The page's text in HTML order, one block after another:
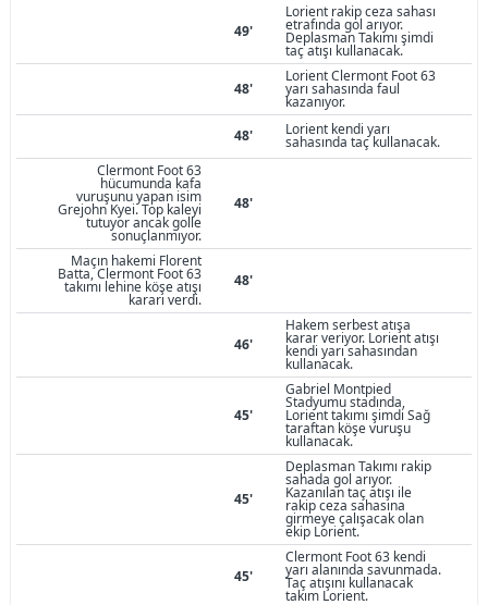
49'
Lorient rakip ceza sahası
etrafında gol arıyor.
Deplasman Takımı şimdi
taç atışı kullanacak.
48'
Lorient Clermont Foot 63
yarı sahasında faul
kazanıyor.
48'
Lorient kendi yarı
sahasında taç kullanacak.
Clermont Foot 63
hücumunda kafa
vuruşunu yapan isim
Grejohn Kyei. Top kaleyi
tutuyor ancak golle
sonuçlanmıyor.
48'
Maçın hakemi Florent
Batta, Clermont Foot 63
takımı lehine köşe atışı
kararı verdi.
48'
46'
Hakem serbest atışa
karar veriyor. Lorient atışı
kendi yarı sahasından
kullanacak.
45'
Gabriel Montpied
Stadyumu stadında,
Lorient takımı şimdi Sağ
taraftan köşe vuruşu
kullanacak.
45'
Deplasman Takımı rakip
sahada gol arıyor.
Kazanılan taç atışı ile
rakip ceza sahasına
girmeye çalışacak olan
ekip Lorient.
45'
Clermont Foot 63 kendi
yarı alanında savunmada.
Taç atışını kullanacak
takım Lorient.